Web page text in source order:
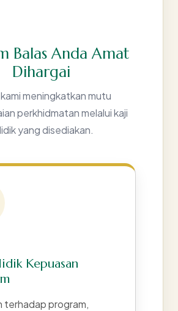
Balas Anda Amat
Dihargai
meningkatkan mutu
perkhidmatan melalui kaji
yang disediakan.
Kepuasan
terhadap program,